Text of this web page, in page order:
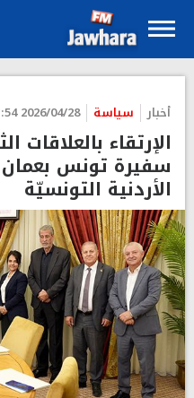
أخبار سياسة 2026/04/28 11:54
الإرتقاء بالعلاقات
سفيرة تونس بعمان
الأردنية التونسيّة